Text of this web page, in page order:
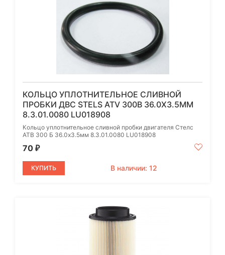
КОЛЬЦО УПЛОТНИТЕЛЬНОЕ СЛИВНОЙ
ПРОБКИ ДВС STELS ATV 300B 36.0Х3.5ММ
8.3.01.0080 LU018908
Кольцо уплотнительное сливной пробки двигателя Стелс
АТВ 300 Б 36.0х3.5мм 8.3.01.0080 LU018908
70 ₽
КУПИТЬ В наличии: 12